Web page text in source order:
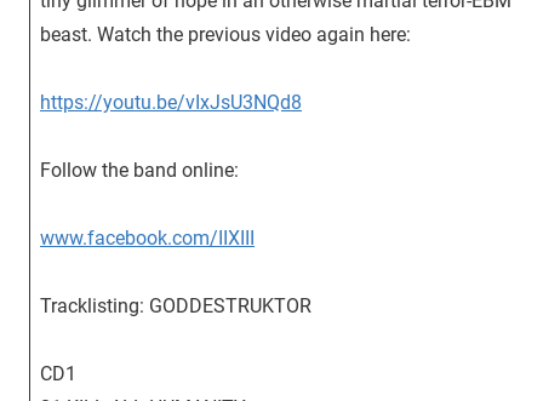
beast. Watch the previous video again here:
https://youtu.be/vIxJsU3NQd8
Follow the band online:
www.facebook.com/IIXIII
Tracklisting: GODDESTRUKTOR
CD1